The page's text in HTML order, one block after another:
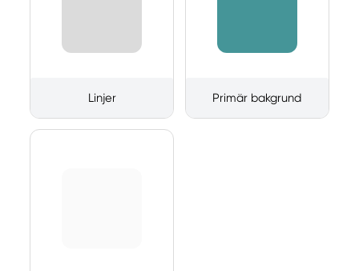
Linjer Primär bakgrund